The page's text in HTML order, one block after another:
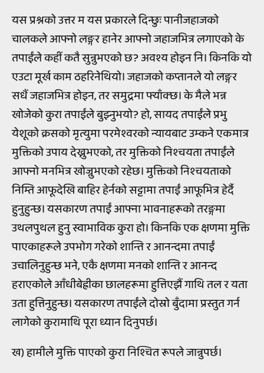
यस प्रश्नको उत्तर म यस प्रकारले दिन्छुः पानीजहाजको
चालकले आफ्नो लङ्गर हानेर आफ्नो जहाजभित्र लगाएको के
तपाईंले कहीं कतै सुन्नुभएको छ? अवश्य होइन नि। किनकि यो
एउटा मूर्ख काम ठहरिनेथियो। जहाजको कप्तानले यो लङ्गर
सधैं जहाजभित्र होइन, तर समुद्रमा फ्याँक्छ। के मैले भन्न
खोजेको कुरा तपाईंले बुझ्नुभयो? हो, सायद तपाईंले प्रभु
येशूको क्रसको मृत्युमा परमेश्वरको न्यायबाट उम्कने एकमात्र
मुक्तिको उपाय देख्नुभएको, तर मुक्तिको निश्चयता तपाईंले
आफ्नो मनभित्र खोज्नुभएको रहेछ। मुक्तिको निश्चयताको
निम्ति आफूदेखि बाहिर हेर्नको सट्टामा तपाईं आफूभित्र हेर्दै
हुनुहुन्छ। यसकारण तपाईं आफ्ना भावनाहरूको तरङ्गमा
उथलपुथल हुनु स्वाभाविक कुरा हो। किनकि एक क्षणमा मुक्ति
पाएकाहरूले उपभोग गरेको शान्ति र आनन्दमा तपाईं
उचालिनुहुन्छ भने, एकै क्षणमा मनको शान्ति र आनन्द
हराएकोले आँधीबेह्रीका छालहरूमा हुत्तिएझैं गाथि तल र यता
उता हुत्तिनुहुन्छ। यसकारण तपाईंले दोस्रो बुँदामा प्रस्तुत गर्न
लागेको कुरामाथि पूरा ध्यान दिनुपर्छ।
ख) हामीले मुक्ति पाएको कुरा निश्चित रूपले जान्नुपर्छ।